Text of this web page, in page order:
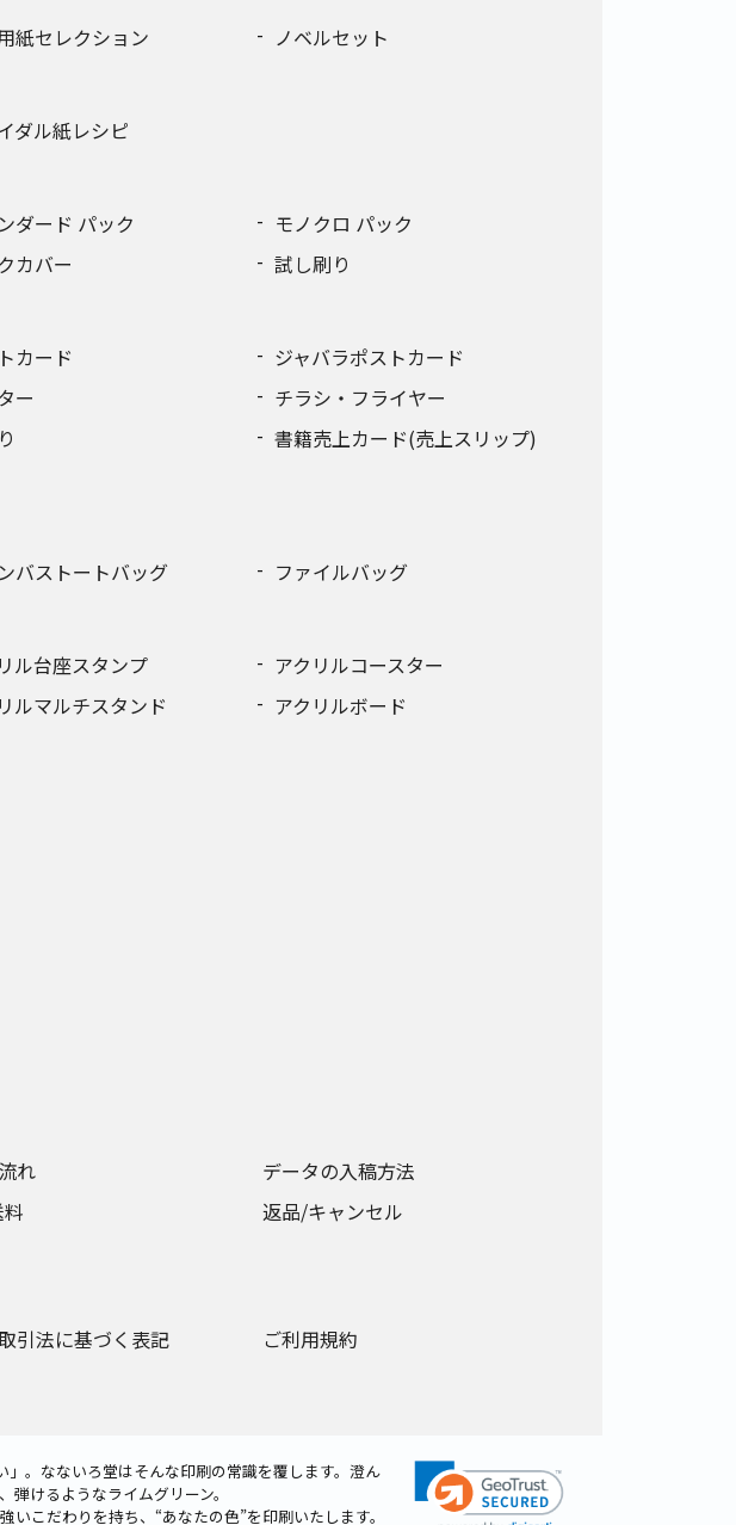
紙セレクション ノベルセット
ダル紙レシピ
ダード パック
モノクロ パック
カバー 試し刷り
カード
ジャバラポストカード
ー
チラシ・フライヤー
書籍売上カード(売上スリップ)
バストートバッグ ファイルバッグ
ル台座スタンプ
アクリルコースター
ルマルチスタンド
アクリルボード
れ
データの入稿方法
返品/キャンセル
引法に基づく表記
ご利用規約
」。なないろ堂はそんな印刷の常識を覆します。澄ん
けるようなライムグリーン。
こだわりを持ち、“あなたの色”を印刷いたします。